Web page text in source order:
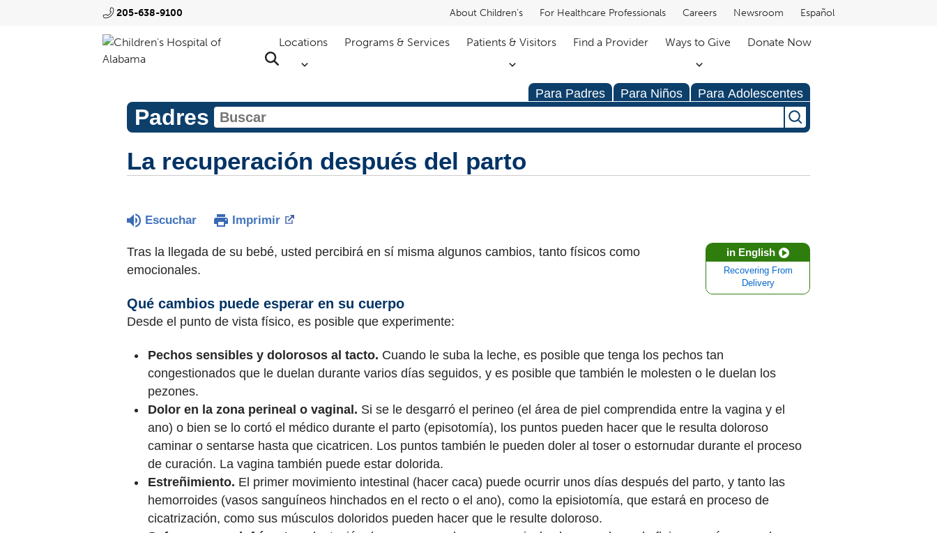
205-638-9100 About Children's For Healthcare Professionals Careers Newsroom Español
Locations Programs & Services Patients & Visitors Find a Provider Ways to Give Donate Now
Para Padres Para Niños Para Adolescentes
Padres
La recuperación después del parto
Escuchar Imprimir
in English
Recovering From
Delivery
Tras la llegada de su bebé, usted percibirá en sí misma algunos cambios, tanto físicos como
emocionales.
Qué cambios puede esperar en su cuerpo
Desde el punto de vista físico, es posible que experimente:
Pechos sensibles y dolorosos al tacto. Cuando le suba la leche, es posible que tenga los pechos tan
congestionados que le duelan durante varios días seguidos, y es posible que también le molesten o le duelan los
pezones.
Dolor en la zona perineal o vaginal. Si se le desgarró el perineo (el área de piel comprendida entre la vagina y el
ano) o bien se lo cortó el médico durante el parto (episotomía), los puntos pueden hacer que le resulta doloroso
caminar o sentarse hasta que cicatricen. Los puntos también le pueden doler al toser o estornudar durante el proceso
de curación. La vagina también puede estar dolorida.
Estreñimiento. El primer movimiento intestinal (hacer caca) puede ocurrir unos días después del parto, y tanto las
hemorroides (vasos sanguíneos hinchados en el recto o el ano), como la episiotomía, que estará en proceso de
cicatrización, como sus músculos doloridos pueden hacer que le resulte doloroso.